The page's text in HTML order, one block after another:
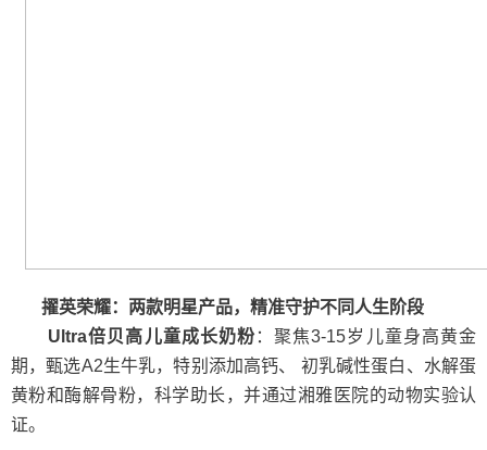
擢英荣耀：两款明星产品，精准守护不同人生阶段
Ultra倍贝高儿童成长奶粉 ：聚焦3-15岁儿童身高黄金
期，甄选A2生牛乳，特别添加高钙、 初乳碱性蛋白、水解蛋
黄粉和酶解骨粉，科学助长，并通过湘雅医院的动物实验认
证。